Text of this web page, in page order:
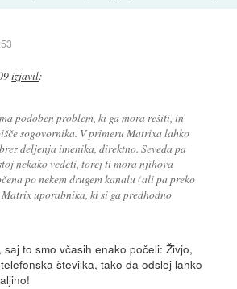
izjavil:
podoben problem, ki ga mora rešiti, in
sogovornika. V primeru Matrixa lahko
deljenja imenika, direktno. Seveda pa
nekako vedeti, torej ti mora njihova
po nekem drugem kanalu (ali pa preko
Matrix uporabnika, ki si ga predhodno
to smo včasih enako počeli: Živjo,
številka, tako da odslej lahko